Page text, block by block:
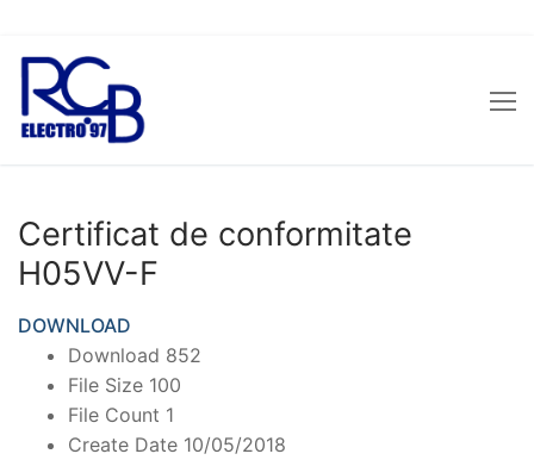
Sari
conținut
Certificat de conformitate
H05VV-F
DOWNLOAD
Download 852
File Size 100
File Count 1
Create Date 10/05/2018